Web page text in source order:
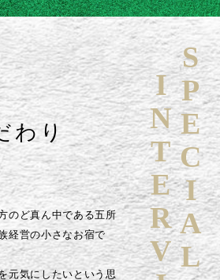
わり
のど真ん中である五所
経営の小さなお宿で
元気にしたいという思
SPECIAL
INTERVIEW